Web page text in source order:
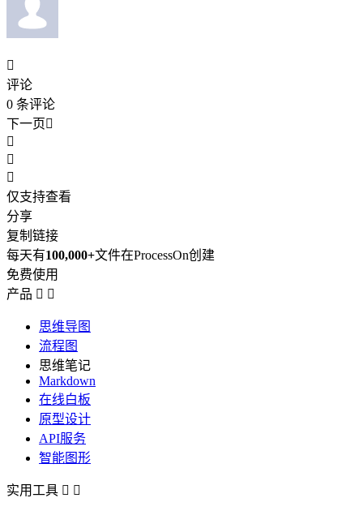

评论
0 条评论
下一页



仅支持查看
分享
复制链接
每天有100,000+文件在ProcessOn创建
免费使用
产品  
思维导图
流程图
思维笔记
Markdown
在线白板
原型设计
API服务
智能图形
实用工具  